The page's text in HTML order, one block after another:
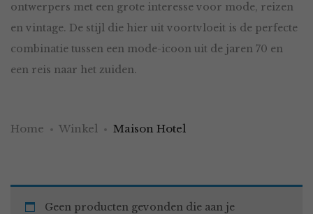
ontwerpers met een grote interesse voor mode, reizen
en vintage. De stijl die hier uit voortvloeit is de perfecte
combinatie tussen een mode-icoon uit de jaren 70 en
een reis naar het zuiden.
Home Winkel Maison Hotel
Geen producten gevonden die aan je